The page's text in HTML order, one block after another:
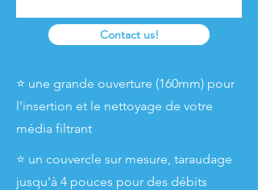
Contact us!
⭐ une grande ouverture (160mm) pour
l'insertion et le nettoyage de votre
média filtrant
⭐ un couvercle sur mesure, taraudage
jusqu'à 4 pouces pour des débits